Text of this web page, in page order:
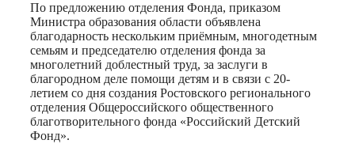
По предложению отделения Фонда, приказом
Министра образования области объявлена
благодарность нескольким приёмным, многодетным
семьям и председателю отделения фонда за
многолетний доблестный труд, за заслуги в
благородном деле помощи детям и в связи с 20-
летием со дня создания Ростовского регионального
отделения Общероссийского общественного
благотворительного фонда «Российский Детский
Фонд».